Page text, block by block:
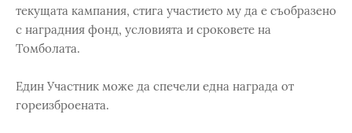
текущата кампания, стига участието му да е съобразено
с наградния фонд, условията и сроковете на
Томболата.
Един Участник може да спечели една награда от
гореизброената.